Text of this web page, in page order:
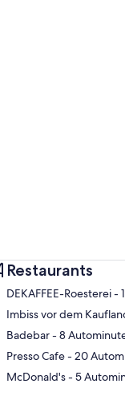
Restaurants
‪Badebar - ‬8
‪Presso Cafe - ‬20
‪McDonald's - ‬5